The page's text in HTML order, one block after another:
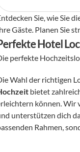
Sie, wie Sie
Gäste. Planen Sie
Hotel
perfekte
Wahl der richtigen
bietet
können. Wir
unterstützen dich
Rahmen,